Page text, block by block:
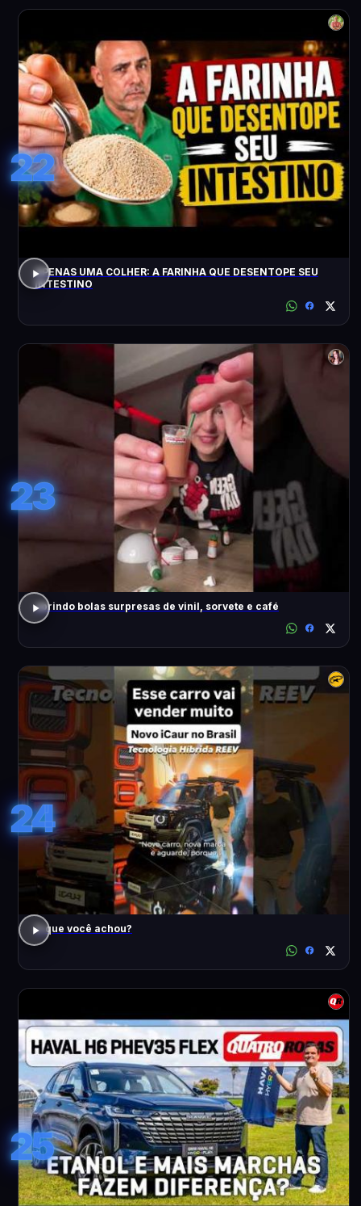
22
APENAS UMA COLHER: A FARINHA QUE DESENTOPE SEU
INTESTINO
23
abrindo bolas surpresas de vinil, sorvete e café
24
O que você achou?
25